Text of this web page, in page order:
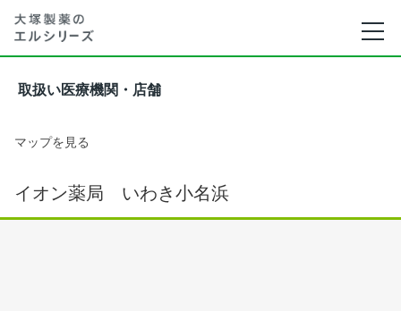
取扱い医療機関・店舗
マップを見る
イオン薬局 いわき小名浜